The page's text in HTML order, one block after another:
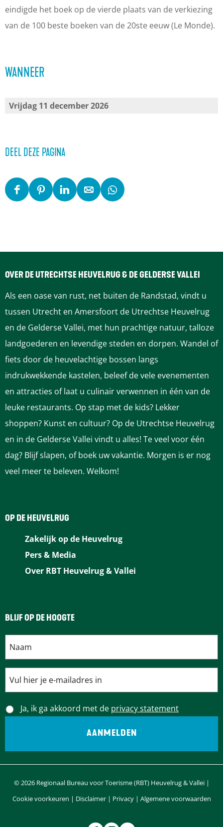
a
t
h
e
T
h
r
T
h
r
eindigde het boek op de vierde plaats van de verkiezing
van de 100 beste boeken van de 20ste eeuw (Le Monde).
WANNEER
Vrijdag 11 december 2026
DEEL DEZE PAGINA
D
e
z
e
p
a
g
i
n
a
o
p
F
a
b
D
e
z
e
p
a
g
i
n
a
o
p
P
i
e
D
e
z
e
p
a
g
i
n
a
o
p
L
i
e
I
D
e
z
e
p
a
g
i
n
a
o
p
e
-
D
e
z
e
p
a
g
i
n
a
o
p
W
h
OVER DE UTRECHTSE HEUVELRUG & DE GELDERSE VALLEI
Als een oase van rust, net buiten de Randstad, vindt u
tussen Utrecht en Amersfoort de Utrechtse Heuvelrug
en de Gelderse Vallei, met hun prachtige natuur, talloze
landgoederen en levendige steden en dorpen. Wandel of
fiets door de heuvelachtige bossen langs
indrukwekkende kastelen, beleef de vele evenementen
en attracties of laat u culinair verwennen in één van de
leuke restaurants. Op stap met de kids? Lekker
shoppen? Kunst en cultuur? Op de Utrechtse Heuvelrug
en in de Gelderse Vallei vindt u alles! Te veel voor één
dag? Blijf slapen, of boek uw vakantie. Morgen is er nog
veel meer te beleven. Welkom!
OP DE HEUVELRUG
Zakelijk op de Heuvelrug
Pers & Media
Over RBT Heuvelrug & Vallei
BLIJF OP DE HOOGTE
Ja, ik ga akkoord met de privacy statement
© 2026 Regionaal Bureau voor Toerisme (RBT) Heuvelrug & Vallei |
Cookie voorkeuren | Disclaimer| Privacy| Algemene voorwaarden